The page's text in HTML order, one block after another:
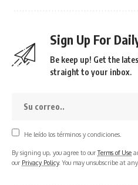
Sign Up For
Be keep up! Get the
straight to your inbox.
He leído los términos y condiciones.
By signing up, you agree to ourTerms of Use
our Privacy Policy. You may unsubscribe at